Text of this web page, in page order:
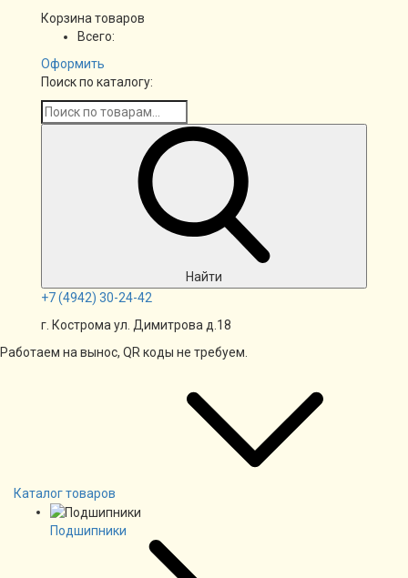
Корзина товаров
Всего:
Оформить
Поиск по каталогу:
Найти
+7(4942) 30-24-42
г. Кострома ул. Димитрова д.18
Работаем на вынос, QR коды не требуем.
Каталог товаров
Подшипники